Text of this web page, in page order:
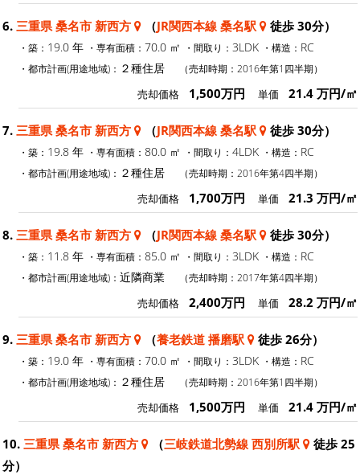
6. 三重県 桑名市 新西方 （JR関西本線 桑名駅 徒歩 30分）
・築： 19.0 年 ・専有面積： 70.0 ㎡ ・間取り： 3LDK ・構造： RC
・都市計画(用途地域)： ２種住居 （売却時期：2016年第1四半期）
売却価格 1,500万円 単価 21.4 万円/㎡
7. 三重県 桑名市 新西方 （JR関西本線 桑名駅 徒歩 30分）
・築： 19.8 年 ・専有面積： 80.0 ㎡ ・間取り： 4LDK ・構造： RC
・都市計画(用途地域)： ２種住居 （売却時期：2016年第4四半期）
売却価格 1,700万円 単価 21.3 万円/㎡
8. 三重県 桑名市 新西方 （JR関西本線 桑名駅 徒歩 30分）
・築： 11.8 年 ・専有面積： 85.0 ㎡ ・間取り： 3LDK ・構造： RC
・都市計画(用途地域)： 近隣商業 （売却時期：2017年第4四半期）
売却価格 2,400万円 単価 28.2 万円/㎡
9. 三重県 桑名市 新西方 （養老鉄道 播磨駅 徒歩 26分）
・築： 19.0 年 ・専有面積： 70.0 ㎡ ・間取り： 3LDK ・構造： RC
・都市計画(用途地域)： ２種住居 （売却時期：2016年第1四半期）
売却価格 1,500万円 単価 21.4 万円/㎡
10. 三重県 桑名市 新西方 （三岐鉄道北勢線 西別所駅
徒歩 25
分）